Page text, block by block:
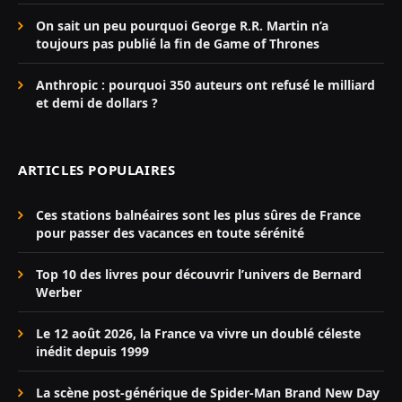
On sait un peu pourquoi George R.R. Martin n’a
toujours pas publié la fin de Game of Thrones
Anthropic : pourquoi 350 auteurs ont refusé le milliard
et demi de dollars ?
ARTICLES POPULAIRES
Ces stations balnéaires sont les plus sûres de France
pour passer des vacances en toute sérénité
Top 10 des livres pour découvrir l’univers de Bernard
Werber
Le 12 août 2026, la France va vivre un doublé céleste
inédit depuis 1999
La scène post-générique de Spider-Man Brand New Day